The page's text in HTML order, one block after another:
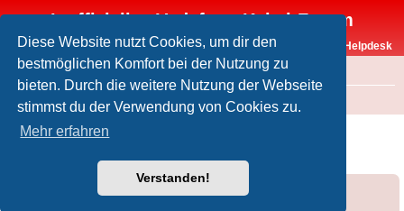
Diese Website nutzt Cookies, um dir den
bestmöglichen Komfort bei der Nutzung zu
bieten. Durch die weitere Nutzung der Webseite
stimmst du der Verwendung von Cookies zu.
Mehr erfahren
Verstanden!
Inoffizielles Vodafone-Kabel-Forum
Vodafone-Kabel-Helpdesk
FAQ
Foren-Übersicht Rund um Vodafone / Aktuelles
Übersicht & Ausbaustand der Vodafone-